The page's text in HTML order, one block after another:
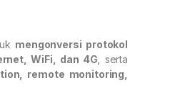
mengonversi protokol
WiFi, dan 4G , serta
remote monitoring,